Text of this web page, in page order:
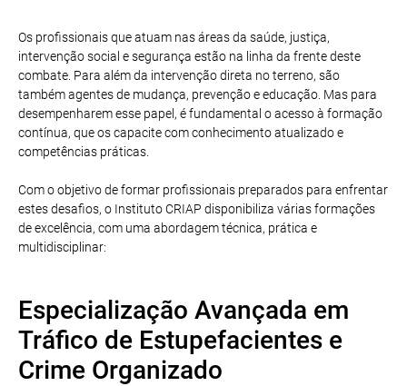
Os profissionais que atuam nas áreas da saúde, justiça,
intervenção social e segurança estão na linha da frente deste
combate. Para além da intervenção direta no terreno, são
também agentes de mudança, prevenção e educação. Mas para
desempenharem esse papel, é fundamental o acesso à formação
contínua, que os capacite com conhecimento atualizado e
competências práticas.
Com o objetivo de formar profissionais preparados para enfrentar
estes desafios, o Instituto CRIAP disponibiliza várias formações
de excelência, com uma abordagem técnica, prática e
multidisciplinar:
Especialização Avançada em
Tráfico de Estupefacientes e
Crime Organizado